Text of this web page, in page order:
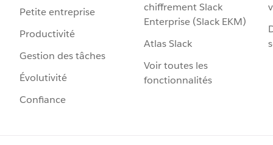
Petite entreprise
Productivité
Gestion des tâches
Évolutivité
Confiance
chiffrement Slack
Enterprise (Slack EKM)
Atlas Slack
Voir toutes les
fonctionnalités